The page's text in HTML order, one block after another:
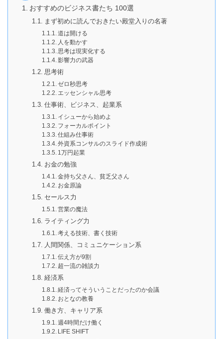
おすすめのビジネス書たち 100選
まず初めに読んでおきたい殿堂入りの名著
道は開ける
人を動かす
思考は現実化する
影響力の武器
思考術
ゼロ秒思考
エッセンシャル思考
仕事術、ビジネス、起業系
イシューから始めよ
フォーカルポイント
仕組み仕事術
外資系コンサルのスライド作成術
1万円起業
お金の勉強
金持ち父さん、貧乏父さん
お金原論
セールス力
営業の魔法
ライティング力
考える技術、書く技術
人間関係、コミュニケーション系
伝え方が9割
超一流の雑談力
経済系
経済ってそういうことだったのか会議
おとなの教養
働き方、キャリア系
週4時間だけ働く
LIFE SHIFT